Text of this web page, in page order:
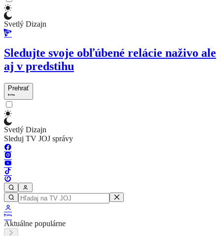
Svetlý Dizajn
Sledujte svoje obľúbené relácie naživo ale
aj v predstihu
Prehrať
Svetlý Dizajn
Sleduj TV JOJ správy
Aktuálne populárne